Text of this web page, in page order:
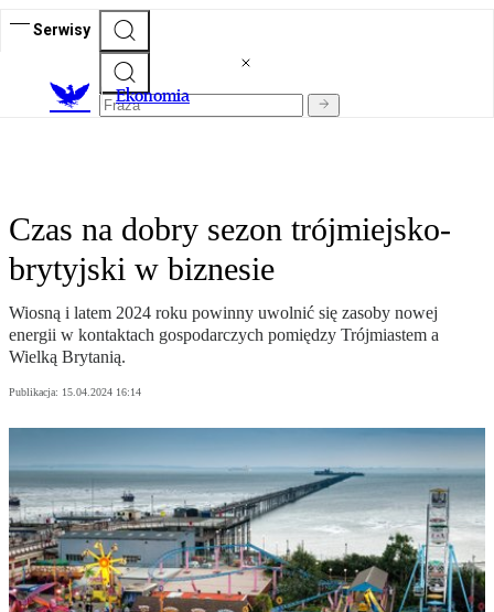
Serwisy
Ekonomia
Czas na dobry sezon trójmiejsko-
brytyjski w biznesie
Wiosną i latem 2024 roku powinny uwolnić się zasoby nowej
energii w kontaktach gospodarczych pomiędzy Trójmiastem a
Wielką Brytanią.
Publikacja: 15.04.2024 16:14